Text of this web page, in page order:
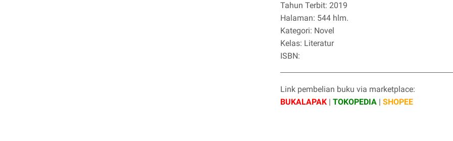
Tahun Terbit: 2019
Halaman: 544 hlm.
Kategori: Novel
Kelas: Literatur
ISBN:
Link pembelian buku via marketplace:
BUKALAPAK | TOKOPEDIA | SHOPEE